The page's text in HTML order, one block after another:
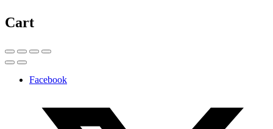
Cart
Facebook